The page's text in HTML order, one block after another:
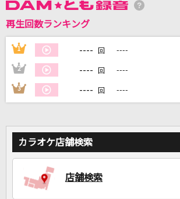
カラオケをもっと楽しもう！
再生回数ランキング
1 ---- 回 ----
2 ---- 回 ----
3 ---- 回 ----
カラオケ店舗検索
店舗検索